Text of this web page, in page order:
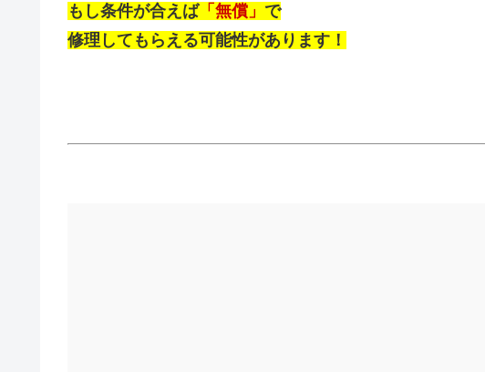
もし条件が合えば「無償」 で
修理してもらえる可能性があります！